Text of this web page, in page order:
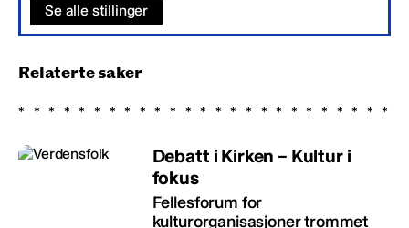
Se alle stillinger
Relaterte saker
Debatt i Kirken – Kultur i
fokus
Fellesforum for
kulturorganisasjoner trommet